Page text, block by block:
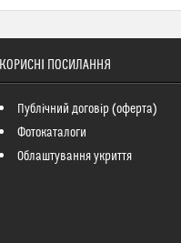
КОРИСНІ ПОСИЛАННЯ
Публічний договір (оферта)
Фотокаталоги
Облаштування укриття